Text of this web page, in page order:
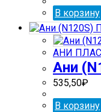
В корзину
АНИ
Ани
535,50₽
В корзину